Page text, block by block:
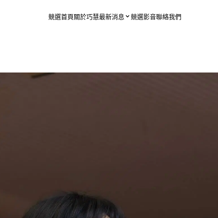
競選首頁關於巧慧最新消息 競選影音聯絡我們